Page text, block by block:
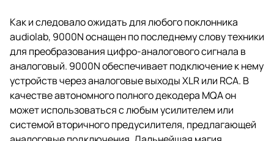
Как и следовало ожидать для любого поклонника
audiolab, 9000N оснащен по последнему слову техники
для преобразования цифро-аналогового сигнала в
аналоговый. 9000N обеспечивает подключение к нему
устройств через аналоговые выходы XLR или RCA. В
качестве автономного полного декодера MQA он
может использоваться с любым усилителем или
системой вторичного предусилителя, предлагающей